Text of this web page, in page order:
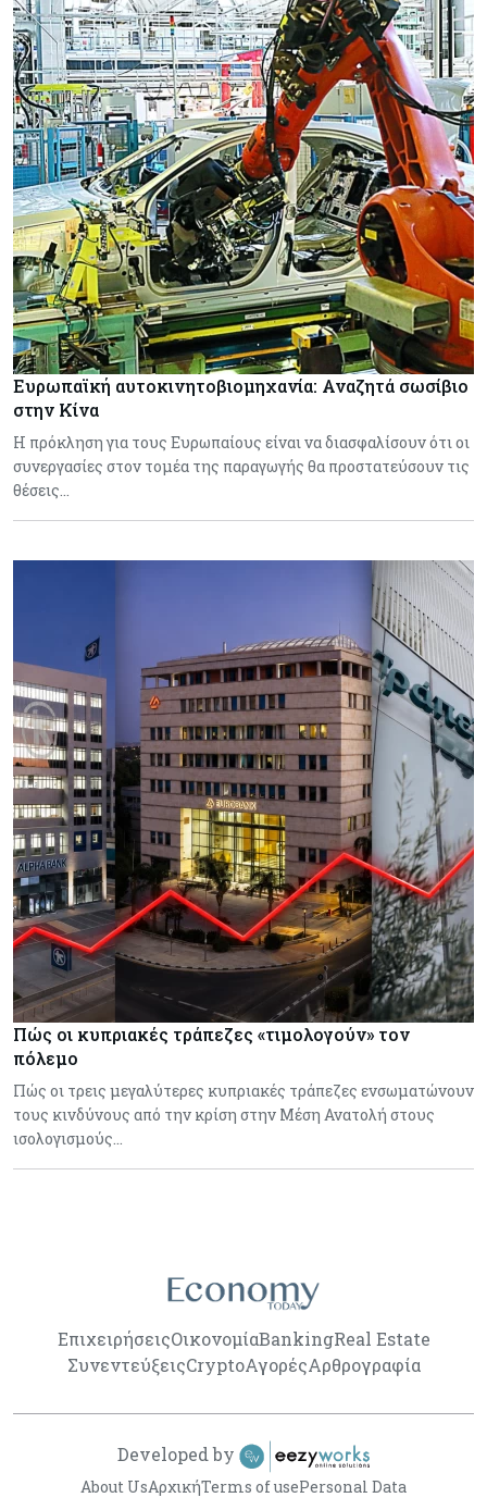
Ευρωπαϊκή αυτοκινητοβιομηχανία: Αναζητά σωσίβιο
στην Κίνα
Η πρόκληση για τους Ευρωπαίους είναι να διασφαλίσουν ότι οι
συνεργασίες στον τομέα της παραγωγής θα προστατεύσουν τις
θέσεις…
Πώς οι κυπριακές τράπεζες «τιμολογούν» τον
πόλεμο
Πώς οι τρεις μεγαλύτερες κυπριακές τράπεζες ενσωματώνουν
τους κινδύνους από την κρίση στην Μέση Ανατολή στους
ισολογισμούς…
ΕπιχειρήσειςΟικονομίαBankingReal Estate
ΣυνεντεύξειςCryptoΑγορέςΑρθρογραφία
About UsΑρχικήTerms of usePersonal Data
Developed by